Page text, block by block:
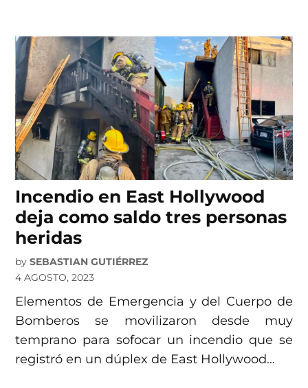
Incendio en East Hollywood
deja como saldo tres personas
heridas
by SEBASTIAN GUTIÉRREZ
4 AGOSTO, 2023
Elementos de Emergencia y del Cuerpo de
Bomberos se movilizaron desde muy
temprano para sofocar un incendio que se
registró en un dúplex de East Hollywood…